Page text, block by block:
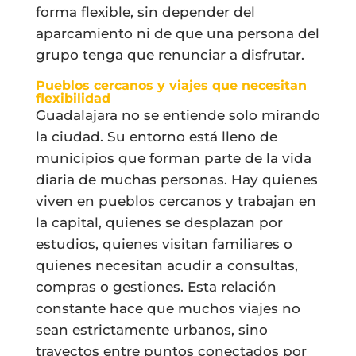
forma flexible, sin depender del
aparcamiento ni de que una persona del
grupo tenga que renunciar a disfrutar.
Pueblos cercanos y viajes que necesitan
flexibilidad
Guadalajara no se entiende solo mirando
la ciudad. Su entorno está lleno de
municipios que forman parte de la vida
diaria de muchas personas. Hay quienes
viven en pueblos cercanos y trabajan en
la capital, quienes se desplazan por
estudios, quienes visitan familiares o
quienes necesitan acudir a consultas,
compras o gestiones. Esta relación
constante hace que muchos viajes no
sean estrictamente urbanos, sino
trayectos entre puntos conectados por